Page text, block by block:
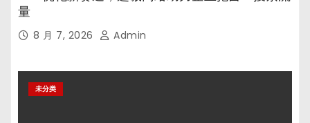
量
8 月 7, 2026 Admin
未分类